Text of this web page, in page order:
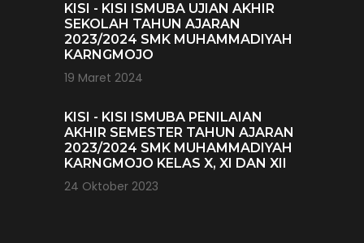
KISI - KISI ISMUBA UJIAN AKHIR
SEKOLAH TAHUN AJARAN
2023/2024 SMK MUHAMMADIYAH
KARNGMOJO
19 Maret 2024
KISI - KISI ISMUBA PENILAIAN
AKHIR SEMESTER TAHUN AJARAN
2023/2024 SMK MUHAMMADIYAH
KARNGMOJO KELAS X, XI DAN XII
24 Oktober 2023